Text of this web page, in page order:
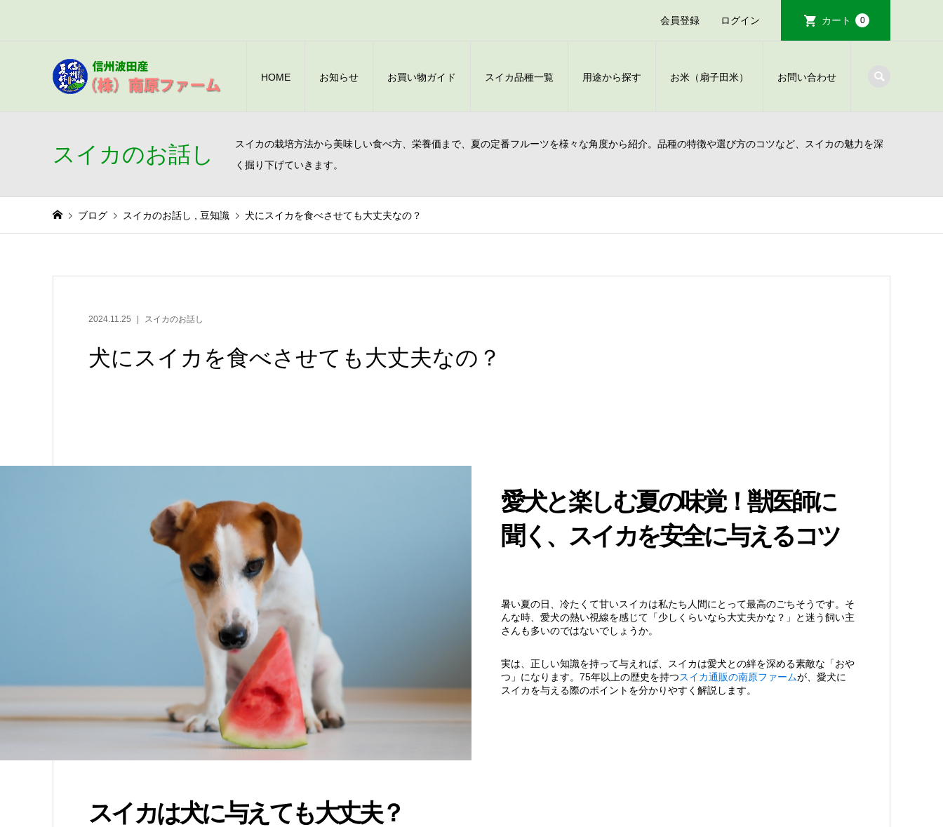
会員登録 ログイン カート 0
HOME お知らせ お買い物ガイド スイカ品種一覧 用途から探す お米（扇子田米） お問い合わせ
スイカのお話し
スイカの栽培方法から美味しい食べ方、栄養価まで、夏の定番フルーツを様々な角度から紹介。品種の特徴や選び方のコツなど、スイカの魅力を深
く掘り下げていきます。
ブログ スイカのお話し 豆知識 犬にスイカを食べさせても大丈夫なの？
2024.11.25 スイカのお話し
犬にスイカを食べさせても大丈夫なの？
愛犬と楽しむ夏の味覚！獣医師に
聞く、スイカを安全に与えるコツ
暑い夏の日、冷たくて甘いスイカは私たち人間にとって最高のごちそうです。そ
んな時、愛犬の熱い視線を感じて「少しくらいなら大丈夫かな？」と迷う飼い主
さんも多いのではないでしょうか。
実は、正しい知識を持って与えれば、スイカは愛犬との絆を深める素敵な「おや
つ」になります。75年以上の歴史を持つスイカ通販の南原ファームが、愛犬に
スイカを与える際のポイントを分かりやすく解説します。
スイカは犬に与えても大丈夫？